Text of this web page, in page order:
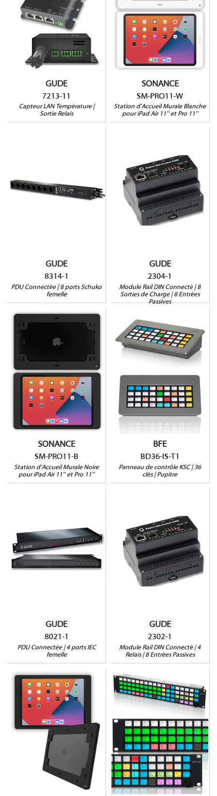
GUDE
7213-11
Capteur LAN Température |
Sortie Relais
Monitoring Température
2 ports sonde RJ45
Sortie relais
12V/PoE
SONANCE
SM-PRO11-W
Station d'Accueil Murale Blanche
pour iPad Air 11'' et Pro 11''
Pour iPad AIR 11'' (M3,
M2)
Pour iPad PRO 11'' (4G)
iPad non extractible
Pose murale sans
encastrement
Spliter PoE inclus
GUDE
8314-1
PDU Connectée | 8 ports Schuko
femelle
GUDE
2304-1
Module Rail DIN Connecté | 8
Sorties de Charge | 8 Entrées
Passives
2304-1
8 Sorties de charge
8 Entrées passives
1 port sonde RJ45
SONANCE
SM-PRO11-B
Station d'Accueil Murale Noire
pour iPad Air 11'' et Pro 11''
SM-PRO11-B
Pour iPad AIR 11'' (M3,
M2)
Pour iPad PRO 11'' (4G)
iPad non extractible
Pose murale sans
encastrement
Spliter PoE inclus
BFE
BD36-IS-T1
Panneau de contrôle KSC | 36
clés | Pupitre
BD36-IS-T1
Format Pupitre
36 clés
Configuration via KSC
Commander
GUDE
8021-1
PDU Connectée | 4 ports IEC
femelle
8021-1
Protection Surtensions
GUDE
2302-1
Module Rail DIN Connecté | 4
Relais | 8 Entrées Passives
2302-1
4 relais
8 Entrées Passives
1 port sonde RJ45
SM-PRO12-B
Pour iPad AIR 13''
Pour iPad PRO 12.9''
iPad non extractible
Pose murale sans
BD72-ISP-Z2
2U | 19"
71 clés
1 potentiomètre
Configuration via KSC
Commander